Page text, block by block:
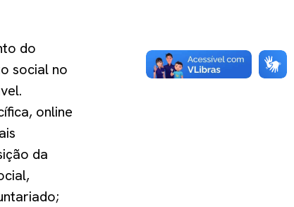
do
social no
online
da